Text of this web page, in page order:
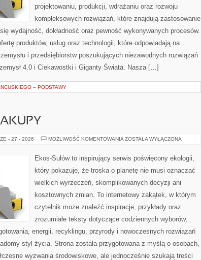
projektowaniu, produkcji, wdrażaniu oraz rozwoju
kompleksowych rozwiązań, które znajdują zastosowanie
wydajność, dokładność oraz pewność wykonywanych procesów.
produktów, usług oraz technologii, które odpowiadają na
i przedsiębiorstw poszukujących niezawodnych rozwiązań
4.0 i Ciekawostki i Giganty Świata. Nasza […]
– PODSTAWY
- 27 - 2026 MOŻLIWOŚĆ KOMENTOWANIA ŚWIADOME
ZOSTAŁA WYŁĄCZONA
Ekos-Sułów to inspirujący serwis poświęcony ekologii,
który pokazuje, że troska o planetę nie musi oznaczać
wielkich wyrzeczeń, skomplikowanych decyzji ani
kosztownych zmian. To internetowy zakątek, w którym
czytelnik może znaleźć inspiracje, przykłady oraz
zrozumiałe teksty dotyczące codziennych wyborów,
energii, recyklingu, przyrody i nowoczesnych rozwiązań
styl życia. Strona została przygotowana z myślą o osobach,
wyzwania środowiskowe, ale jednocześnie szukają treści